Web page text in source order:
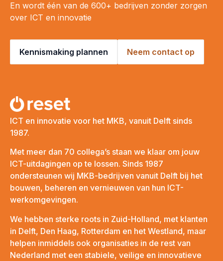
En wordt één van de 600+ bedrijven zonder zorgen
over ICT en innovatie
Kennismaking plannen Neem contact op
ICT en innovatie voor het MKB, vanuit Delft sinds
1987.
Met meer dan 70 collega’s staan we klaar om jouw
ICT-uitdagingen op te lossen. Sinds 1987
ondersteunen wij MKB-bedrijven vanuit Delft bij het
bouwen, beheren en vernieuwen van hun ICT-
werkomgevingen.
We hebben sterke roots in Zuid-Holland, met klanten
in Delft, Den Haag, Rotterdam en het Westland, maar
helpen inmiddels ook organisaties in de rest van
Nederland met een stabiele, veilige en innovatieve